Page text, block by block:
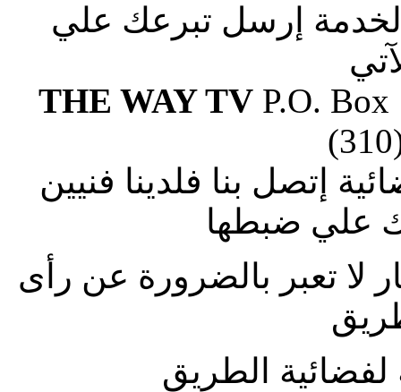
إرسل تبرعك علي
THE WAY TVP.O. Box
إتصل بنا فلدينا فنيين
علي ضبطها
لا تعبر بالضرورة عن رأى
الطريق